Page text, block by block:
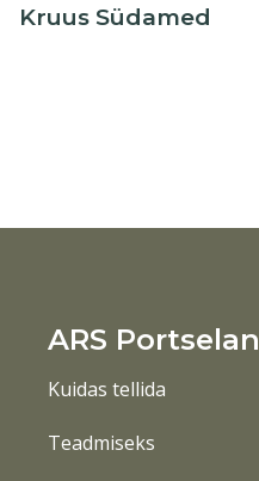
Kruus Südamed
ARS Portselan
Kuidas tellida
Teadmiseks